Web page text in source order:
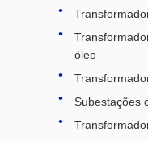
óleo
Subestações